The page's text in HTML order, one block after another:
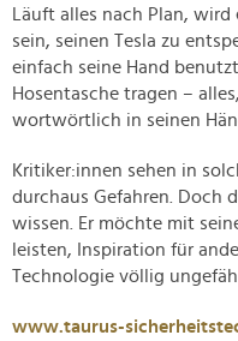
Läuft alles nach Plan,
sein, seinen Tesla zu
einfach seine Hand
Hosentasche tragen –
wortwörtlich in seinen
Kritiker:innen sehen in
durchaus Gefahren. Doch
wissen. Er möchte mit
leisten, Inspiration für
Technologie völlig
www.taurus-